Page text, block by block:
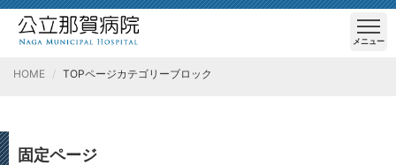
メニュー
HOME TOPページカテゴリーブロック
固定ページ